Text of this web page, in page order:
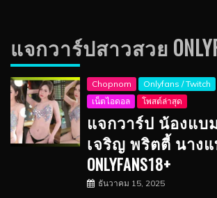
แจกวาร์ปสาวสวย
Chopnom Onlyfans / Twitch
เน็ตไอดอล
โพสต์ล่าสุด
แจกวาร์ป น้องแ
เจริญ พริตตี้ นาง
ONLYFANS18+
ธันวาคม 15, 2025